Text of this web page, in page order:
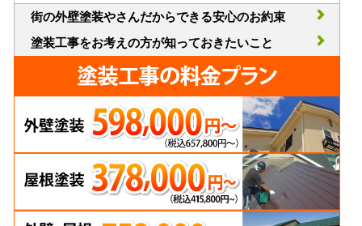
街の外壁塗装やさんだからできる安心のお約束
塗装工事をお考えの方が知っておきたいこと